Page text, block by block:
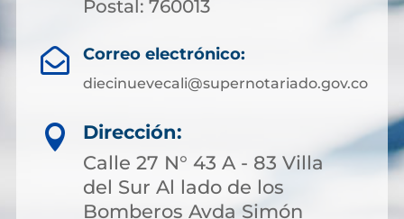
Postal: 760013
 Correo electrónico:
diecinuevecali@supernotariado.gov.co

Dirección:
Calle 27 N° 43 A - 83 Villa
del Sur Al lado de los
Bomberos Avda Simón